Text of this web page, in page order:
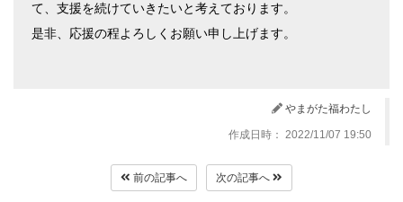
て、支援を続けていきたいと考えております。
是非、応援の程よろしくお願い申し上げます。
やまがた福わたし
作成日時： 2022/11/07 19:50
前の記事へ 次の記事へ